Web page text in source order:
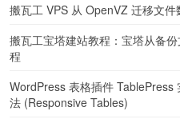
搬瓦工 VPS 从 OpenVZ 迁移文
搬瓦工宝塔建站教程：宝塔从备
程
WordPress 表格插件 TablePress
法 (Responsive Tables)